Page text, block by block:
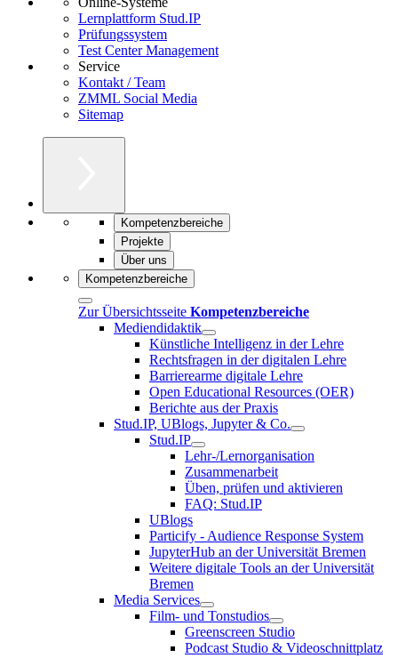
Lernplattform Stud.IP
Prüfungssystem
Test Center Management
Service
Kontakt / Team
ZMML Social Media
Sitemap
Kompetenzbereiche
Projekte
Über uns
Kompetenzbereiche
Zur Übersichtsseite Kompetenzbereiche
Mediendidaktik
Künstliche Intelligenz in der Lehre
Rechtsfragen in der digitalen Lehre
Barrierearme digitale Lehre
Open Educational Resources (OER)
Berichte aus der Praxis
Stud.IP, UBlogs, Jupyter & Co.
Stud.IP
Lehr-/Lernorganisation
Zusammenarbeit
Üben, prüfen und aktivieren
FAQ: Stud.IP
UBlogs
Particify - Audience Response System
JupyterHub an der Universität Bremen
Weitere digitale Tools an der Universität
Bremen
Media Services
Film- und Tonstudios
Greenscreen Studio
Podcast Studio & Videoschnittplatz